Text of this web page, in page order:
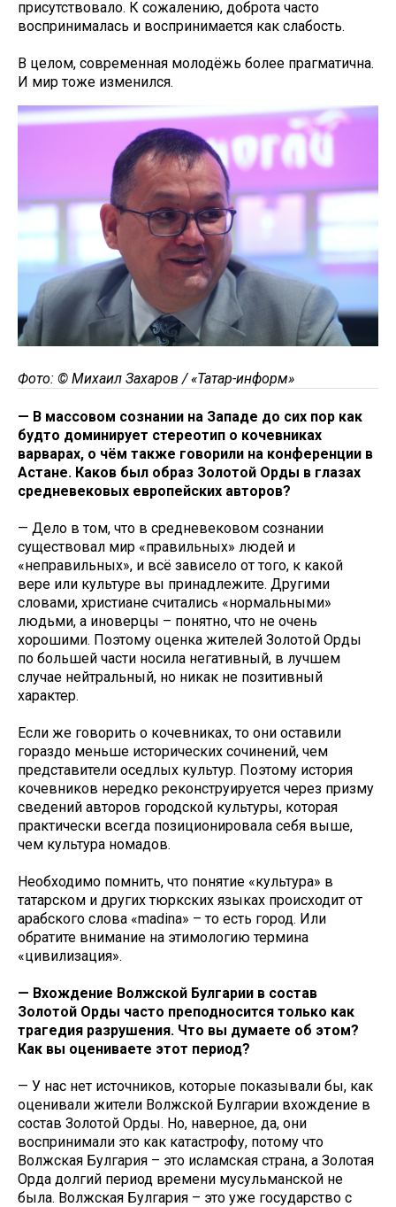
присутствовало. К сожалению, доброта часто
воспринималась и воспринимается как слабость.
В целом, современная молодёжь более прагматична.
И мир тоже изменился.
Фото: © Михаил Захаров / «Татар-информ»
— В массовом сознании на Западе до сих пор как
будто доминирует стереотип о кочевниках
варварах, о чём также говорили на конференции в
Астане. Каков был образ Золотой Орды в глазах
средневековых европейских авторов?
— Дело в том, что в средневековом сознании
существовал мир «правильных» людей и
«неправильных», и всё зависело от того, к какой
вере или культуре вы принадлежите. Другими
словами, христиане считались «нормальными»
людьми, а иноверцы – понятно, что не очень
хорошими. Поэтому оценка жителей Золотой Орды
по большей части носила негативный, в лучшем
случае нейтральный, но никак не позитивный
характер.
Если же говорить о кочевниках, то они оставили
гораздо меньше исторических сочинений, чем
представители оседлых культур. Поэтому история
кочевников нередко реконструируется через призму
сведений авторов городской культуры, которая
практически всегда позиционировала себя выше,
чем культура номадов.
Необходимо помнить, что понятие «культура» в
татарском и других тюркских языках происходит от
арабского слова «madina» – то есть город. Или
обратите внимание на этимологию термина
«цивилизация».
— Вхождение Волжской Булгарии в состав
Золотой Орды часто преподносится только как
трагедия разрушения. Что вы думаете об этом?
Как вы оцениваете этот период?
— У нас нет источников, которые показывали бы, как
оценивали жители Волжской Булгарии вхождение в
состав Золотой Орды. Но, наверное, да, они
воспринимали это как катастрофу, потому что
Волжская Булгария – это исламская страна, а Золотая
Орда долгий период времени мусульманской не
была. Волжская Булгария – это уже государство с